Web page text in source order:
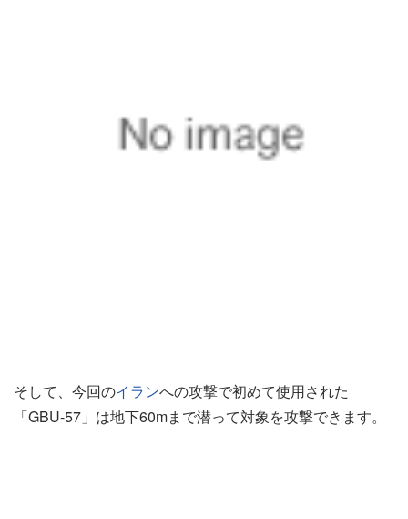
そして、今回のイランへの攻撃で初めて使用された
「GBU-57」は地下60mまで潜って対象を攻撃できます。